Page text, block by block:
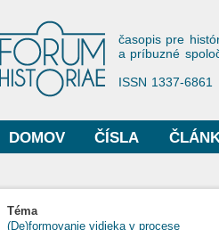
Forum
časopis pre
a príbuzné
ISSN 1337-6861
Hlavné menu
DOMOV ČÍSLA
Nachádzate sa tu
Téma
(De)formovanie vidieka v procese